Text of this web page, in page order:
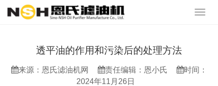
透平油的作用和污染后的处理方法
来源：恩氏滤油机网 责任编辑：恩小氏
时间：
2024年11月26日